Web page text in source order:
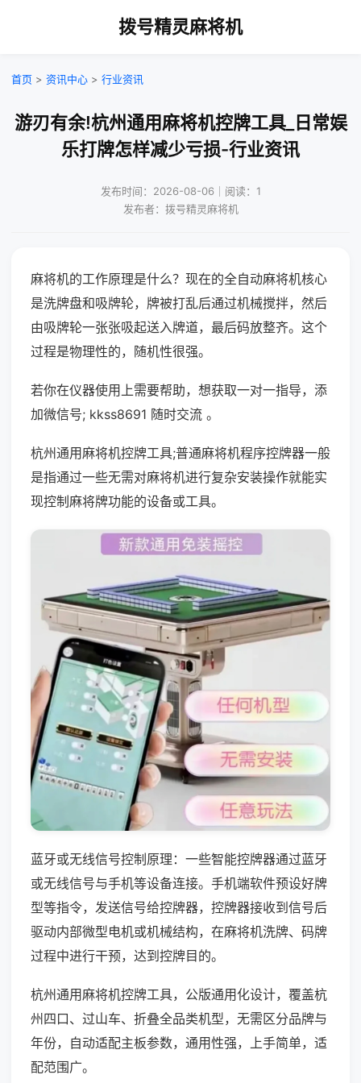
拨号精灵麻将机
首页 > 资讯中心 > 行业资讯
游刃有余!杭州通用麻将机控牌工具_日常娱
乐打牌怎样减少亏损-行业资讯
发布时间：2026-08-06｜阅读：1
发布者：拨号精灵麻将机
麻将机的工作原理是什么？现在的全自动麻将机核心
是洗牌盘和吸牌轮，牌被打乱后通过机械搅拌，然后
由吸牌轮一张张吸起送入牌道，最后码放整齐。这个
过程是物理性的，随机性很强。
若你在仪器使用上需要帮助，想获取一对一指导，添
加微信号; kkss8691 随时交流 。
杭州通用麻将机控牌工具;普通麻将机程序控牌器一般
是指通过一些无需对麻将机进行复杂安装操作就能实
现控制麻将牌功能的设备或工具。
蓝牙或无线信号控制原理：一些智能控牌器通过蓝牙
或无线信号与手机等设备连接。手机端软件预设好牌
型等指令，发送信号给控牌器，控牌器接收到信号后
驱动内部微型电机或机械结构，在麻将机洗牌、码牌
过程中进行干预，达到控牌目的。
杭州通用麻将机控牌工具，公版通用化设计，覆盖杭
州四口、过山车、折叠全品类机型，无需区分品牌与
年份，自动适配主板参数，通用性强，上手简单，适
配范围广。